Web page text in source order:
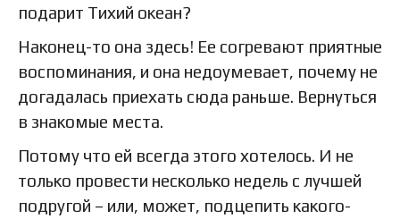
подарит Тихий океан?
Наконец-то она здесь! Ее согревают приятные
воспоминания, и она недоумевает, почему не
догадалась приехать сюда раньше. Вернуться
в знакомые места.
Потому что ей всегда этого хотелось. И не
только провести несколько недель с лучшей
подругой – или, может, подцепить какого-